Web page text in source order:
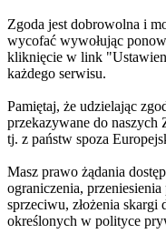
Zgoda jest dobrowolna i
wycofać wywołując
kliknięcie w link
każdego serwisu.
Pamiętaj, że udzielając
przekazywane do naszych
tj. z państw spoza
Masz prawo żądania
ograniczenia,
sprzeciwu, złożenia skargi
określonych w polityce